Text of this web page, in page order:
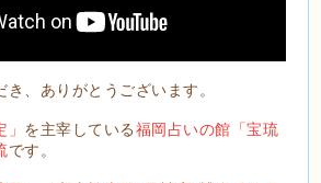
、ありがとうございます。
を主宰している福岡占いの館「宝琉
です。